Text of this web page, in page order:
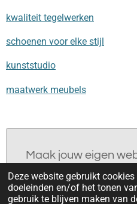
Deze website gebruikt
doeleinden en/of het tonen
gebruik te blijven maken van
kwaliteit tegelwerken
schoenen voor elke stijl
kunststudio
maatwerk meubels
Maak jouw eigen